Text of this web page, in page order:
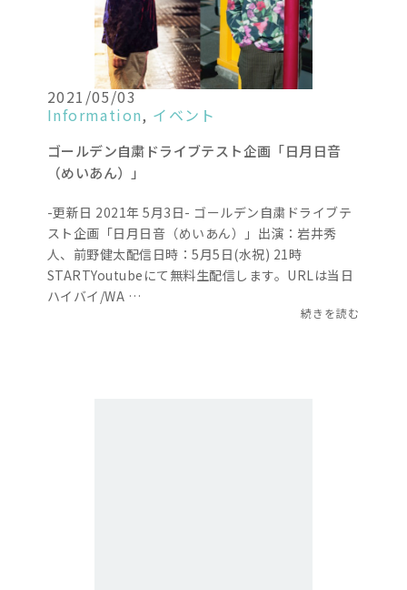
2021/05/03
Information, イベント
ゴールデン自粛ドライブテスト企画「日月日音
（めいあん）」
-更新日 2021年 5月3日- ゴールデン自粛ドライブテ
スト企画「日月日音（めいあん）」出演：岩井秀
人、前野健太配信日時：5月5日(水祝) 21時
STARTYoutubeにて無料生配信します。URLは当日
ハイバイ/WA …
続きを読む